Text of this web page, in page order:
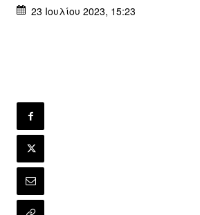
23 Ιουλίου 2023, 15:23